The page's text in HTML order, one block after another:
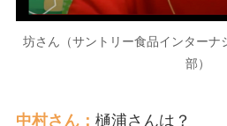
坊さん（サントリー食品インターナ
部）
中村さん： 樋浦さんは？